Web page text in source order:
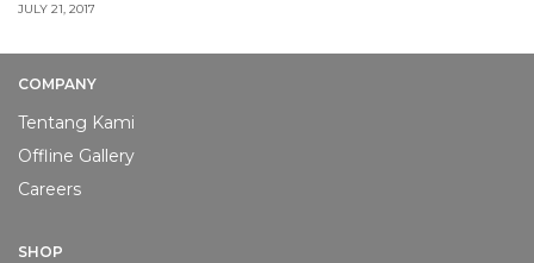
JULY 21, 2017
COMPANY
Tentang Kami
Offline Gallery
Careers
SHOP